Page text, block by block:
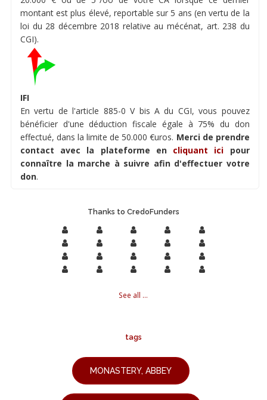
montant est plus élevé, reportable sur 5 ans (en vertu de la
loi du 28 décembre 2018 relative au mécénat, art. 238 du
CGI).
IFI
En vertu de l'article 885-0 V bis A du CGI, vous pouvez
bénéficier d'une déduction fiscale égale à 75% du don
effectué, dans la limite de 50.000 €uros. Merci de prendre
contact avec la plateforme en cliquant ici pour
connaître la marche à suivre afin d'effectuer votre
don.
Thanks to CredoFunders
See all ...
tags
MONASTERY, ABBEY